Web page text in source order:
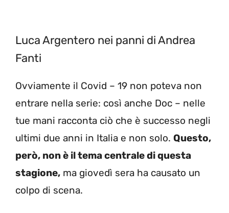
Luca Argentero nei panni di Andrea
Fanti
Ovviamente il Covid – 19 non poteva non
entrare nella serie: così anche Doc – nelle
tue mani racconta ciò che è successo negli
ultimi due anni in Italia e non solo. Questo,
però, non è il tema centrale di questa
stagione, ma giovedì sera ha causato un
colpo di scena.